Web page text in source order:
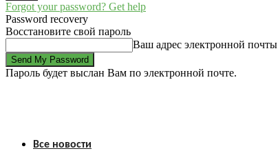
Forgot your password? Get help
Password recovery
Восстановите свой пароль
Ваш адрес электронной почты
Пароль будет выслан Вам по электронной почте.
Все новости